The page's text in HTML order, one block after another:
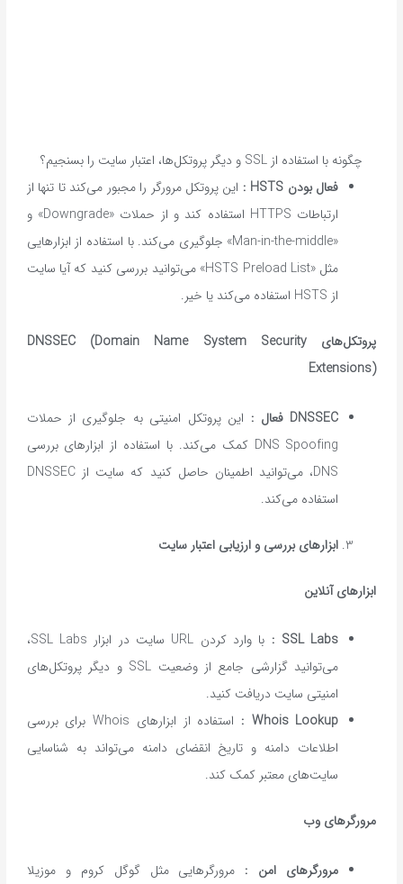
چگونه با استفاده از SSL و دیگر پروتکل‌ها، اعتبار سایت را بسنجیم؟
فعال بودن
این پروتکل مرورگر را مجبور می‌کند تا تنها از
ارتباطات HTTPS استفاده کند و از حملات «Downgrade» و
«Man-in-the-middle» جلوگیری می‌کند. با استفاده از ابزارهایی
مثل «HSTS Preload List» می‌توانید بررسی کنید که آیا سایت
از HSTS استفاده می‌کند یا خیر.
پروتکل‌های
DNSSEC (Domain Name System Security
Extensions)
DNSSEC فعال : این پروتکل امنیتی به جلوگیری از حملات
DNS Spoofing کمک می‌کند. با استفاده از ابزارهای بررسی
DNS، می‌توانید اطمینان حاصل کنید که سایت از DNSSEC
استفاده می‌کند.
ابزارهای بررسی و ارزیابی اعتبار سایت
ابزارهای آنلاین
SSL Labs :
با وارد کردن URL سایت در ابزار SSL Labs،
می‌توانید گزارشی جامع از وضعیت SSL و دیگر پروتکل‌های
امنیتی سایت دریافت کنید.
Whois Lookup :
استفاده از ابزارهای Whois برای بررسی
اطلاعات دامنه و تاریخ انقضای دامنه می‌تواند به شناسایی
سایت‌های معتبر کمک کند.
مرورگرهای وب
مرورگرهای امن : مرورگرهایی مثل گوگل کروم و موزیلا